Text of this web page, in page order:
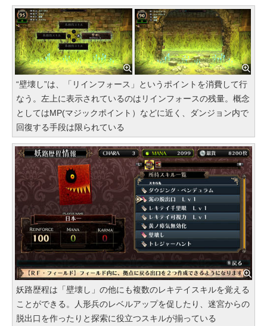
“壁壊し”は、「リインフォース」というポイントを消費して行
なう。左上に表示されているのはリインフォースの残量。概念
としてはMP(マジックポイント）などに近く、ダンジョン内で
回復する手段は限られている
妖路歴程は「壁壊し」の他にも複数のレキテイスキルを覚える
ことができる。人形兵のレベルアップを促したり、迷宮からの
脱出口を作ったりと探索に役立つスキルが揃っている